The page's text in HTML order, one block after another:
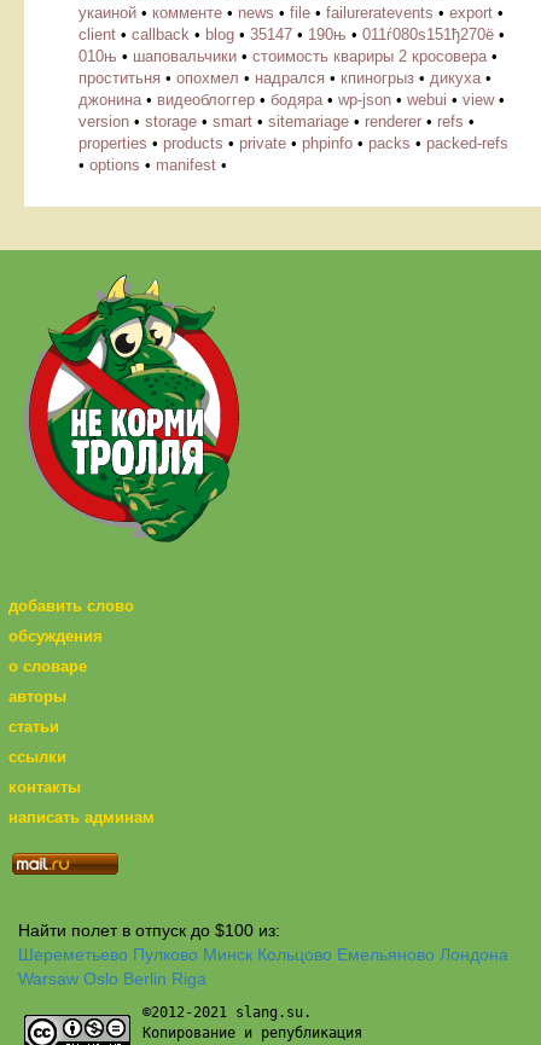
укаиной • комменте • news • file • failureratevents • export •
client • callback • blog • 35147 • 190њ • 011ѓ080ѕ151ђ270ё •
010њ • шаповальчики • стоимость квариры 2 кросовера•
проститьня • опохмел • надрался • кпиногрыз • дикуха•
джонина• видеоблоггер • бодяра• wp-json • webui • view•
version • storage • smart • sitemariage • renderer • refs •
properties • products • private • phpinfo • packs • packed-refs
• options • manifest •
добавить слово
обсуждения
о словаре
авторы
статьи
ссылки
контакты
написать админам
Найти полет в отпуск до $100 из:
Шереметьево Пулково Минск Кольцово Емельяново Лондона
Warsaw Oslo Berlin Riga
©2012-2021 slang.su.
Копирование и републикация